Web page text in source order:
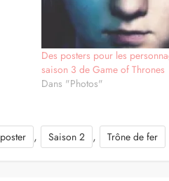
Des posters pour les
saison 3 de Game of Thrones
Dans "Photos"
poster , Saison 2 , Trône de fer